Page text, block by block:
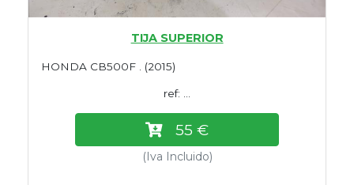
TIJA SUPERIOR
HONDA CB500F . (2015)
ref: ...
55 €
(Iva Incluido)